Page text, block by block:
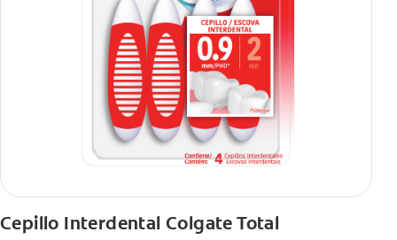
Cepillo Interdental Colgate Total